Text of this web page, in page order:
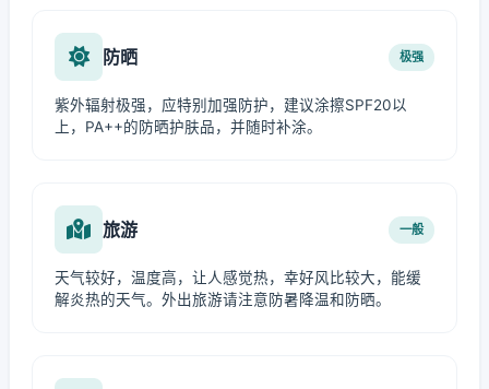
防晒 极强
紫外辐射极强，应特别加强防护，建议涂擦SPF20以
上，PA++的防晒护肤品，并随时补涂。
旅游 一般
天气较好，温度高，让人感觉热，幸好风比较大，能缓
解炎热的天气。外出旅游请注意防暑降温和防晒。